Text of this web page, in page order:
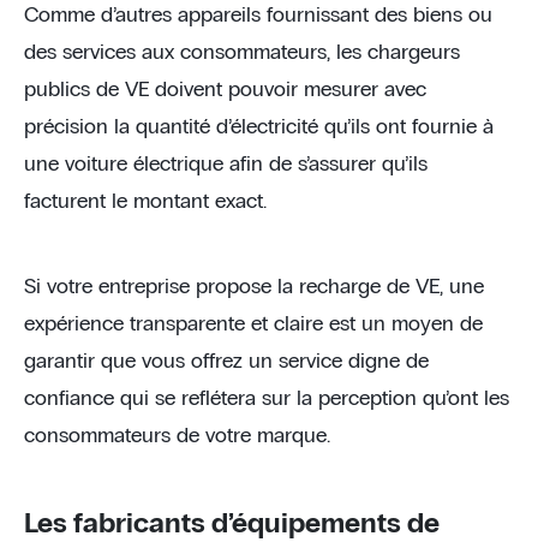
Comme d’autres appareils fournissant des biens ou
des services aux consommateurs, les chargeurs
publics de VE doivent pouvoir mesurer avec
précision la quantité d’électricité qu’ils ont fournie à
une voiture électrique afin de s’assurer qu’ils
facturent le montant exact.
Si votre entreprise propose la recharge de VE, une
expérience transparente et claire est un moyen de
garantir que vous offrez un service digne de
confiance qui se reflétera sur la perception qu’ont les
consommateurs de votre marque.
Les fabricants d’équipements de